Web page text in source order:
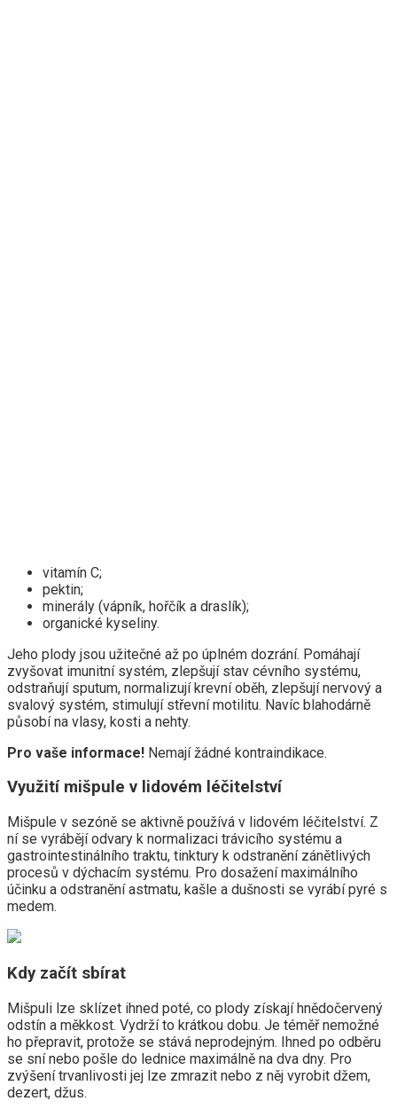
vitamín C;
pektin;
minerály (vápník, hořčík a draslík);
organické kyseliny.
Jeho plody jsou užitečné až po úplném dozrání. Pomáhají
zvyšovat imunitní systém, zlepšují stav cévního systému,
odstraňují sputum, normalizují krevní oběh, zlepšují nervový a
svalový systém, stimulují střevní motilitu. Navíc blahodárně
působí na vlasy, kosti a nehty.
Pro vaše informace! Nemají žádné kontraindikace.
Využití mišpule v lidovém léčitelství
Mišpule v sezóně se aktivně používá v lidovém léčitelství. Z
ní se vyrábějí odvary k normalizaci trávicího systému a
gastrointestinálního traktu, tinktury k odstranění zánětlivých
procesů v dýchacím systému. Pro dosažení maximálního
účinku a odstranění astmatu, kašle a dušnosti se vyrábí pyré s
medem.
Kdy začít sbírat
Mišpuli lze sklízet ihned poté, co plody získají hnědočervený
odstín a měkkost. Vydrží to krátkou dobu. Je téměř nemožné
ho přepravit, protože se stává neprodejným. Ihned po odběru
se sní nebo pošle do lednice maximálně na dva dny. Pro
zvýšení trvanlivosti jej lze zmrazit nebo z něj vyrobit džem,
dezert, džus.